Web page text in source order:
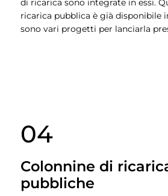
di ricarica sono integrate in essi.
ricarica pubblica è già disponibile
sono vari progetti per lanciarla
04
Colonnine di
pubbliche